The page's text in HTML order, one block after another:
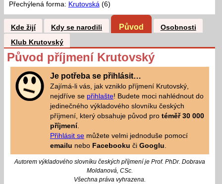
Přechýlená forma: Krutovská(6)
Kde žijí Kdy se narodili Původ
Osobnosti
Klub Krutovský
Původ příjmení Krutovský
Je potřeba se přihlásit…
Zajímá-li vás, jak vzniklo příjmení Krutovský,
nejdříve se přihlašte! Budete moci nahlédnout do
jedinečného výkladového slovníku českých
příjmení, který obsahuje původ pro téměř 30 000
příjmení.
Přihlásit semůžete velmi jednoduše pomocí
emailu nebo Facebooku či Googlu
Autorem výkladového slovníku českých příjmení je Prof. PhDr. Dobrava
Moldanová, CSc.
Všechna práva vyhrazena.